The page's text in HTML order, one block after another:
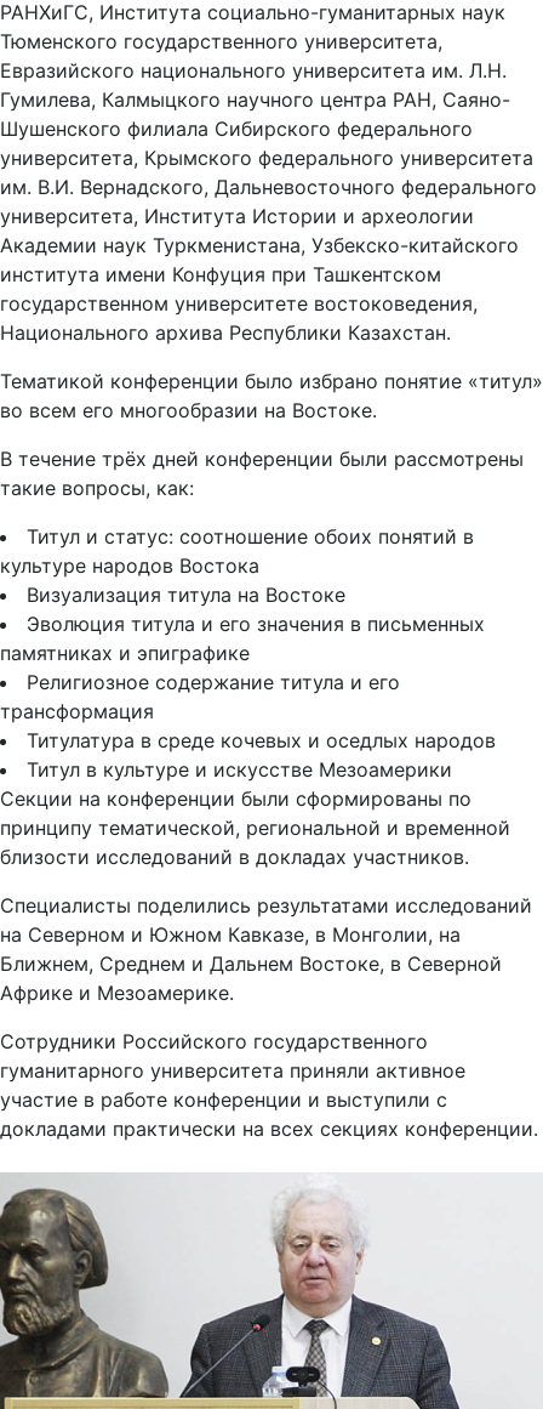
РАНХиГС, Института социально-гуманитарных наук
Тюменского государственного университета,
Евразийского национального университета им. Л.Н.
Гумилева, Калмыцкого научного центра РАН, Саяно-
Шушенского филиала Сибирского федерального
университета, Крымского федерального университета
им. В.И. Вернадского, Дальневосточного федерального
университета, Института Истории и археологии
Академии наук Туркменистана, Узбекско-китайского
института имени Конфуция при Ташкентском
государственном университете востоковедения,
Национального архива Республики Казахстан.
Тематикой конференции было избрано понятие «титул»
во всем его многообразии на Востоке.
В течение трёх дней конференции были рассмотрены
такие вопросы, как:
Титул и статус: соотношение обоих понятий в
культуре народов Востока
Визуализация титула на Востоке
Эволюция титула и его значения в письменных
памятниках и эпиграфике
Религиозное содержание титула и его
трансформация
Титулатура в среде кочевых и оседлых народов
Титул в культуре и искусстве Мезоамерики
Секции на конференции были сформированы по
принципу тематической, региональной и временной
близости исследований в докладах участников.
Специалисты поделились результатами исследований
на Северном и Южном Кавказе, в Монголии, на
Ближнем, Среднем и Дальнем Востоке, в Северной
Африке и Мезоамерике.
Сотрудники Российского государственного
гуманитарного университета приняли активное
участие в работе конференции и выступили с
докладами практически на всех секциях конференции.